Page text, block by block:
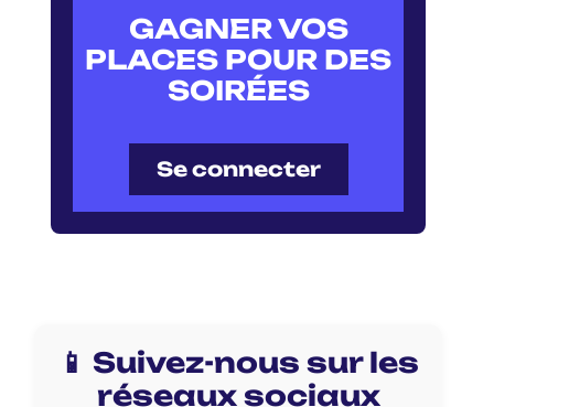
GAGNER VOS
PLACES POUR DES
SOIRÉES
Se connecter
📱 Suivez-nous sur les
réseaux sociaux